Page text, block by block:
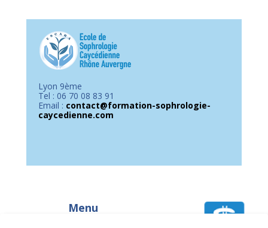
Lyon 9ème
Tel : 06 70 08 83 91
Email : contact@formation-sophrologie-
caycedienne.com
Menu